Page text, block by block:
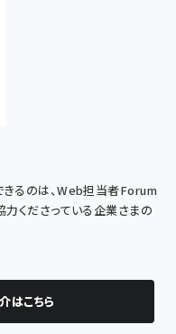
るのは、Web担当者Forum
くださっている企業さまの
はこちら